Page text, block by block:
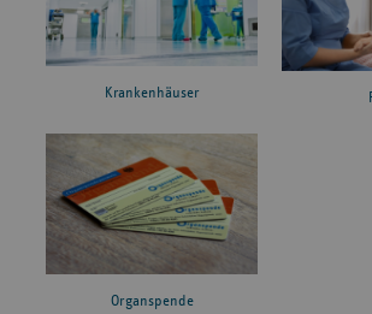
Krankenhäuser
Organspende